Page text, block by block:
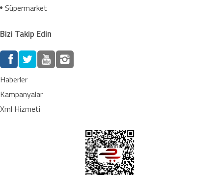
Süpermarket
Bizi Takip Edin
Haberler
Kampanyalar
Xml Hizmeti